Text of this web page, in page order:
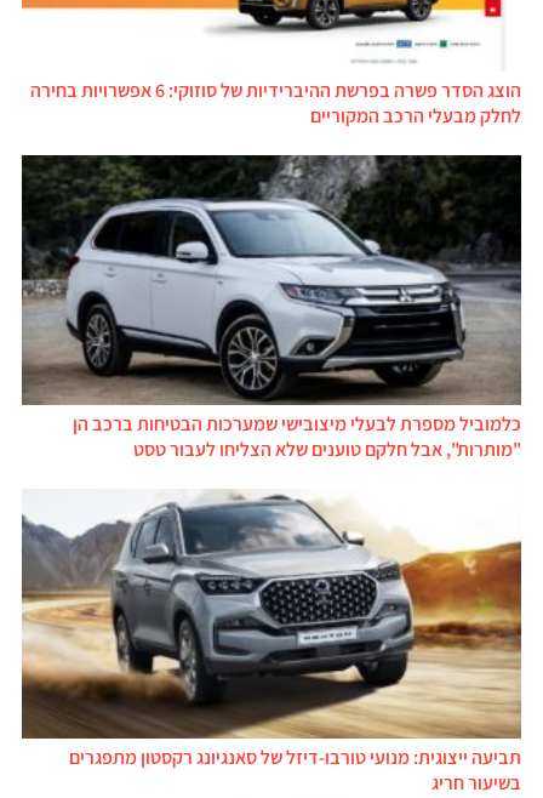
הוצג הסדר פשרה בפרשת ההיברידיות של סוזוקי: 6 אפשרויות בחירה
לחלק מבעלי הרכב המקוריים
כלמוביל מספרת לבעלי מיצובישי שמערכות הבטיחות ברכב הן
"מותרות", אבל חלקם טוענים שלא הצליחו לעבור טסט
תביעה ייצוגית: מנועי טורבו-דיזל של סאנגיונג רקסטון מתפגרים
בשיעור חריג